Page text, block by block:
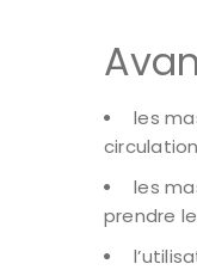
les
les
prendre